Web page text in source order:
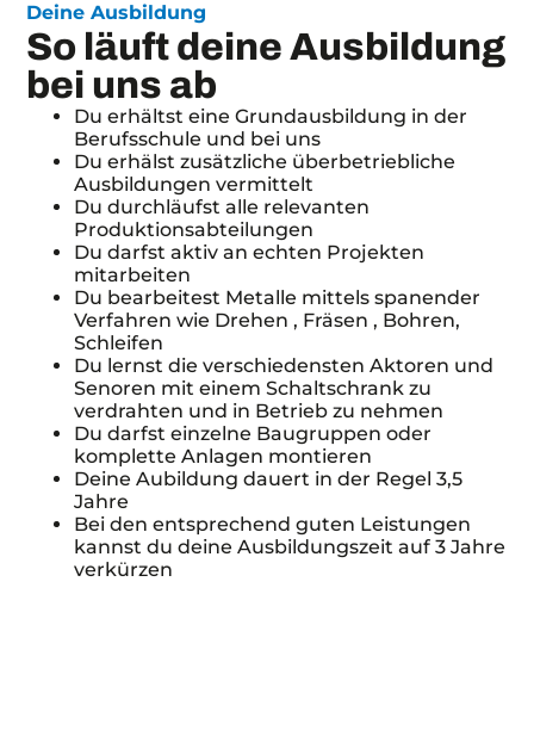
Deine Ausbildung
So läuft deine Ausbildung
bei uns ab
Du erhältst eine Grundausbildung in der
Berufsschule und bei uns
Du erhälst zusätzliche überbetriebliche
Ausbildungen vermittelt
Du durchläufst alle relevanten
Produktionsabteilungen
Du darfst aktiv an echten Projekten
mitarbeiten
Du bearbeitest Metalle mittels spanender
Verfahren wie Drehen , Fräsen , Bohren,
Schleifen
Du lernst die verschiedensten Aktoren und
Senoren mit einem Schaltschrank zu
verdrahten und in Betrieb zu nehmen
Du darfst einzelne Baugruppen oder
komplette Anlagen montieren
Deine Aubildung dauert in der Regel 3,5
Jahre
Bei den entsprechend guten Leistungen
kannst du deine Ausbildungszeit auf 3 Jahre
verkürzen